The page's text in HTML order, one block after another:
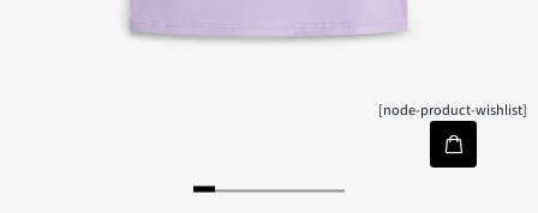
[node-product-wishlist]